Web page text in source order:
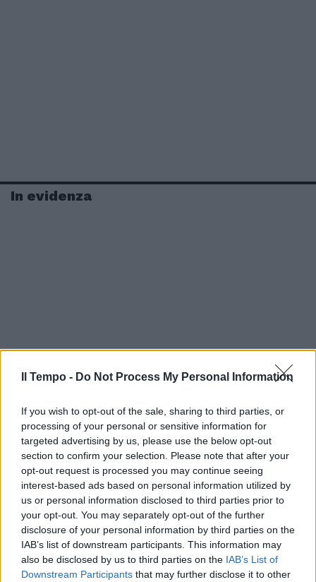
Il Tempo - Do Not Process My Personal Information
If you wish to opt-out of the sale, sharing to third parties, or
processing of your personal or sensitive information for
targeted advertising by us, please use the below opt-out
section to confirm your selection. Please note that after your
opt-out request is processed you may continue seeing
interest-based ads based on personal information utilized by
us or personal information disclosed to third parties prior to
your opt-out. You may separately opt-out of the further
disclosure of your personal information by third parties on the
IAB’s list of downstream participants. This information may
also be disclosed by us to third parties on the IAB’s List of
Downstream Participants that may further disclose it to other
In evidenza